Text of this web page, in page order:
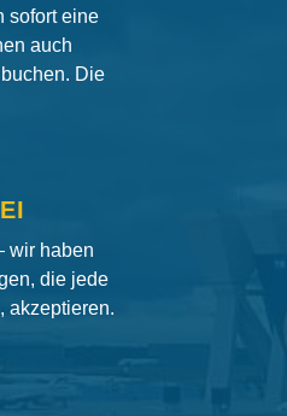
sofort eine
auch
Die
wir haben
die jede
akzeptieren.